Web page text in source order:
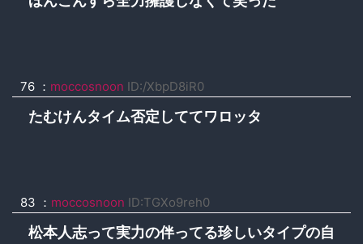
76 ： moccosnoon ID:/XbpD8iR0
たむけんタイム否定しててワロッタ
83 ： moccosnoon ID:TGXo9reh0
松本人志って実力の伴ってる珍しいタイプの自